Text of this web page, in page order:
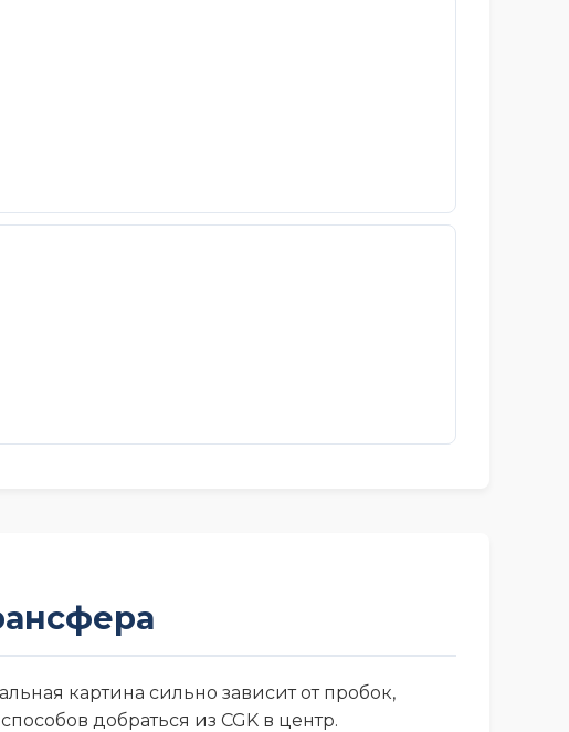
картина сильно зависит от пробок,
добраться из CGK в центр.